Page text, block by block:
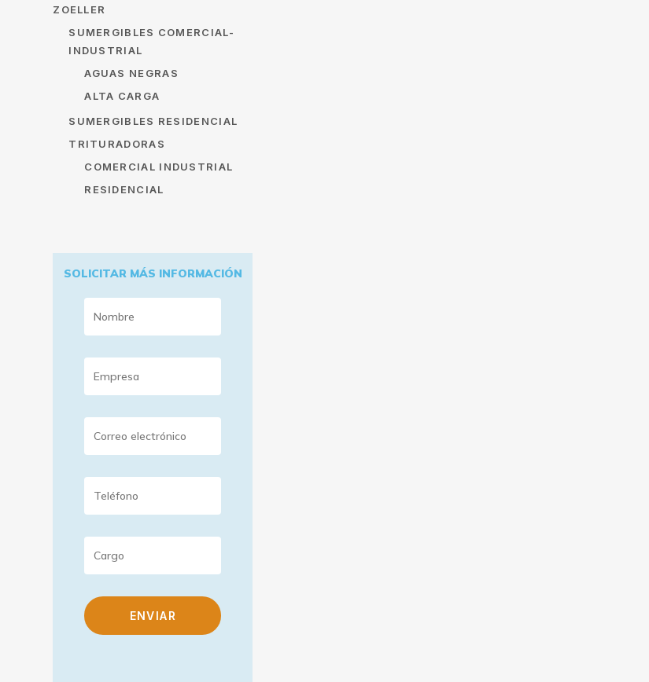
ZOELLER
SUMERGIBLES COMERCIAL-
INDUSTRIAL
AGUAS NEGRAS
ALTA CARGA
SUMERGIBLES RESIDENCIAL
TRITURADORAS
COMERCIAL INDUSTRIAL
RESIDENCIAL
SOLICITAR MÁS INFORMACIÓN